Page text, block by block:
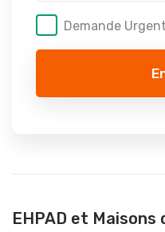
Demande
EHPAD et